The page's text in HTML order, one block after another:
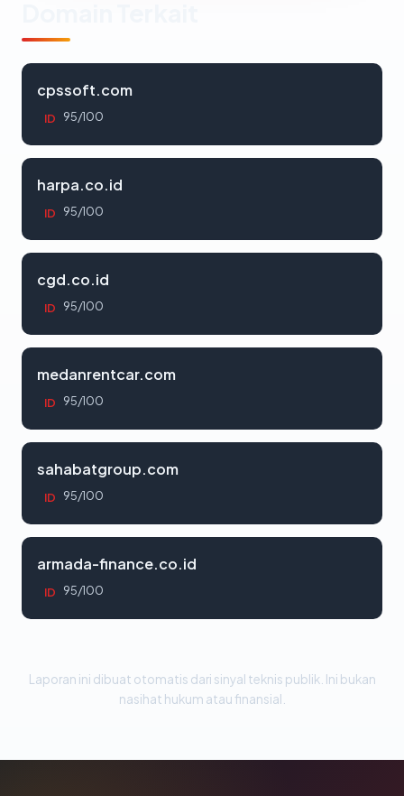
cpssoft.com
ID 95/100
harpa.co.id
ID 95/100
cgd.co.id
ID 95/100
medanrentcar.com
ID 95/100
sahabatgroup.com
ID 95/100
armada-finance.co.id
ID 95/100
Laporan ini dibuat otomatis dari sinyal teknis publik. Ini bukan
nasihat hukum atau finansial.